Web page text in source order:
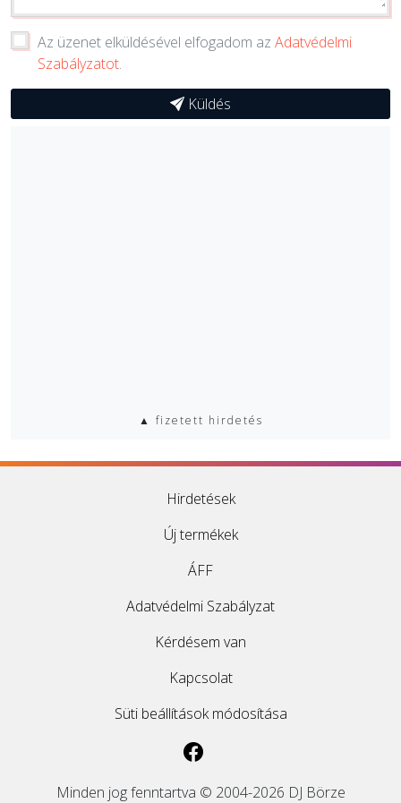
Az üzenet elküldésével elfogadom az Adatvédelmi
Szabályzatot.
Küldés
▲ fizetett hirdetés
Hirdetések
Új termékek
ÁFF
Adatvédelmi Szabályzat
Kérdésem van
Kapcsolat
Süti beállítások módosítása
Minden jog fenntartva © 2004-2026 DJ Börze